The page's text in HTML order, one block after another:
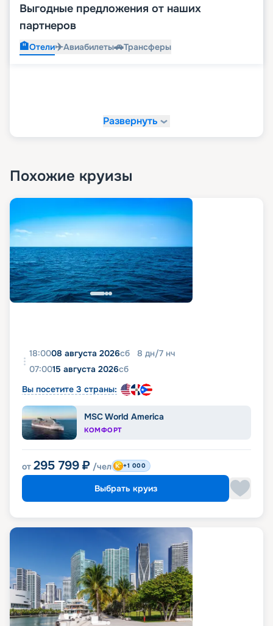
Выгодные предложения от наших
партнеров
🏨Отели✈️Авиабилеты🚗Трансферы
Развернуть
Похожие круизы
18:0008 августа 2026сб 8 дн/7 нч
07:0015 августа 2026сб
Вы посетите 3 страны:
MSC World America
КОМФОРТ
от 295 799 ₽ /чел +1 000
Выбрать круиз